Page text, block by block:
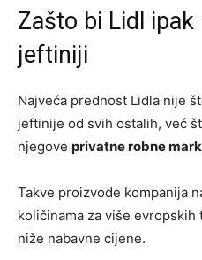
Zašto bi Lidl
jeftiniji
Najveća prednost Lidla nije
jeftinije od svih ostalih, već
njegove privatne robne
Takve proizvode kompanija
količinama za više
niže nabavne cijene.